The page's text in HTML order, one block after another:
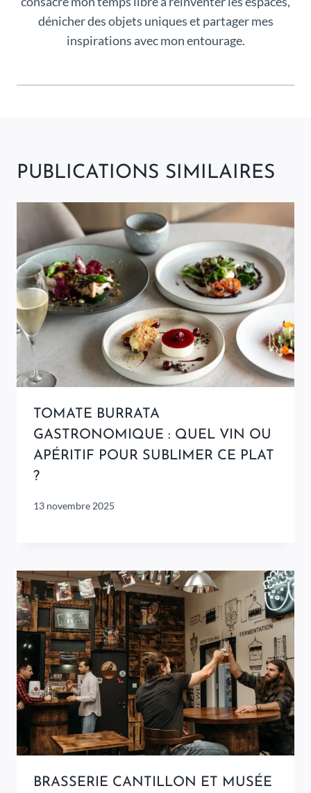
dénicher des objets uniques et partager mes
inspirations avec mon entourage.
PUBLICATIONS SIMILAIRES
TOMATE BURRATA
GASTRONOMIQUE : QUEL VIN OU
APÉRITIF POUR SUBLIMER CE PLAT
?
13 novembre 2025
BRASSERIE CANTILLON ET MUSÉE